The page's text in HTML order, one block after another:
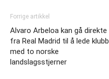
Forrige artikkel
Alvaro Arbeloa kan gå direkte
fra Real Madrid til å lede klubb
med to norske
landslagsstjerner